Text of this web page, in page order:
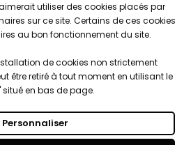
utiliser des cookies placés par
sur ce site. Certains de ces cookies
au bon fonctionnement du site.
de cookies non strictement
être retiré à tout moment en utilisant le
situé en bas de page.
Personnaliser
client
objets
& Sécurité


du développement durable
entreprise par une